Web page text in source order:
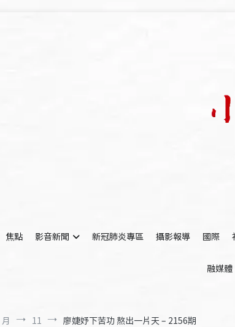
焦點
影音新聞 新冠肺炎專區 攝影報導 國際
融媒體
11 廖婕妤下苦功 熬出一片天 – 2156期